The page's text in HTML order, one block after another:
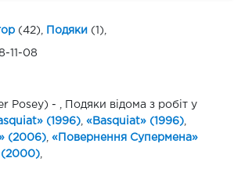
(42), Подяки (1),
11-08
Posey) - , Подяки відома з робіт у
(1996) «Basquiat» (1996)
(2006) «Повернення Супермена»
(2000)